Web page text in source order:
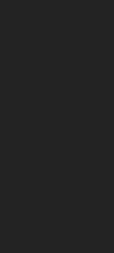
page: https://
linkedin page:
on ourus on our x
us on